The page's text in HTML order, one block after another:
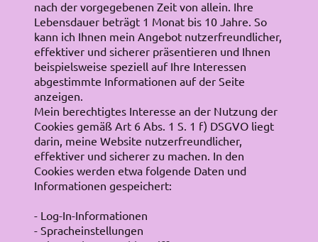
nach der vorgegebenen Zeit von allein. Ihre
Lebensdauer beträgt 1 Monat bis 10 Jahre. So
kann ich Ihnen mein Angebot nutzerfreundlicher,
effektiver und sicherer präsentieren und Ihnen
beispielsweise speziell auf Ihre Interessen
abgestimmte Informationen auf der Seite
anzeigen.
Mein berechtigtes Interesse an der Nutzung der
Cookies gemäß Art 6 Abs. 1 S. 1 f) DSGVO liegt
darin, meine Website nutzerfreundlicher,
effektiver und sicherer zu machen. In den
Cookies werden etwa folgende Daten und
Informationen gespeichert:
- Log-In-Informationen
- Spracheinstellungen